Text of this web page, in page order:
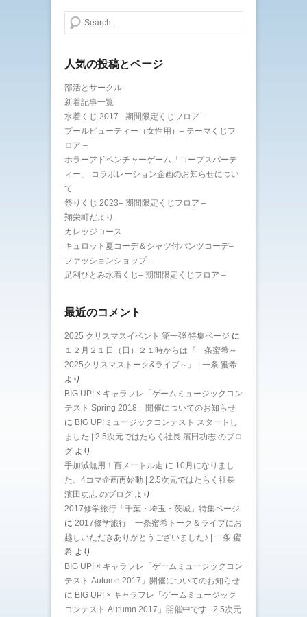
検索する
人気の投稿とページ
部活とサークル
新着記事一覧
水着くじ 2017– 期間限定くじフロア –
プールビューティー（女性用）– テーマくじフ
ロア –
ホラーアドベンチャーゲーム「コープスパーテ
ィー」 コラボレーション企画のお知らせについ
て
祭りくじ 2023– 期間限定くじフロア –
翔栄町だより
カレッジコース
キュロット夏コーデ＆シャツ付パンツコーデ–
ファッションショップ –
足利ひとみ水着くじ– 期間限定くじフロア –
最近のコメント
2025 クリスマスイベント 第一弾 特集ページ に
１２月２１日（日）２１時からは『一条蜜希～
2025クリスマストーク&ライブ～』 | 一条 蜜希
より
BIG UP! × キャラフレ「ゲームミュージックコン
テスト Spring 2018」開催についてのお知らせ
に BIG UP!ミュージックコンテスト スタートし
ました | 2.5次元ではたらく社長 濱田功志 のブロ
グ より
手加減無用！百メートル走 に 10月になりまし
た。4コマ企画再始動 | 2.5次元ではたらく社長
濱田功志 のブログ より
2017修学旅行「千葉・埼玉・茨城」特集ページ
に 2017修学旅行 一条蜜希トーク＆ライブにお
越しいただきありがとうございました♪ | 一条 蜜
希 より
BIG UP! × キャラフレ「ゲームミュージックコン
テスト Autumn 2017」開催についてのお知らせ
に BIG UP! × キャラフレ「ゲームミュージック
コンテスト Autumn 2017」開催中です | 2.5次元